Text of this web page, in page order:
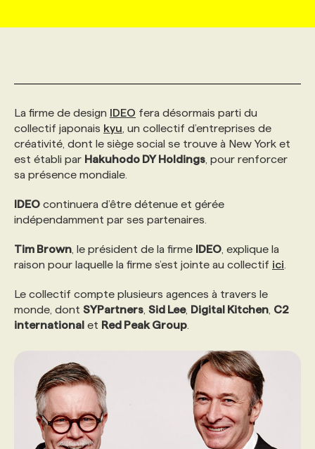
AFFAIRES DE L'INDUSTRIE
INITIATIVES NUMÉRIQUES
PRIX ET DISTINCTIONS
TENDANCES
WEB & MÉDIAS SOCIAUX
MARKETING DURABLE
GEO/SEO
ÉVÉNEMENTIEL
NOS AUTEUR‧RICES
INFOLETTRE PUBLICITÉ
ANNONCEZ AVEC NOUS
CONSULTER LA CVTHÈQUE
PROFIL ENTREPRISE
FAQ
ANNONCEZ AVEC NOUS
VOIR LES OFFRES
PROFIL CANDIDAT
FAQ
ANNONCEZ AVEC NOUS
NOS FORMATIONS EN LIGNE
NOS PARCOURS DE FORMATIONS
FORMATIONS PERSONNALISÉES
NOS FORMATEUR‧RICES
POURQUOI CHOISIR NOS FORMATIONS
NOS TARIFS
PROGRAMMES DE SUBVENTIONS
FAQ
ANNONCEZ AVEC NOUS
CHASSE DE TÊTE
SERVICE DE CHASSE DE TÊTE
NOS TARIFS
NOS EXPERTISES
ANNONCEZ AVEC NOUS
La firme de design IDEO fera désormais parti du
collectif japonais kyu , un collectif d’entreprises de
créativité, dont le siège social se trouve à New York et
est établi par Hakuhodo DY Holdings , pour renforcer
sa présence mondiale.
IDEO continuera d’être détenue et gérée
indépendamment par ses partenaires.
Tim Brown , le président de la firme IDEO , explique la
raison pour laquelle la firme s’est jointe au collectif ici
Le collectif compte plusieurs agences à travers le
monde, dont SYPartners Sid Lee, Digital Kitchen C2
international et Red Peak Group